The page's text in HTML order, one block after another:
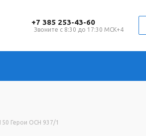
+7 385 253-43-60
Звоните с 8:30 до 17:30 МСК+4
Герои ОСН 937/1